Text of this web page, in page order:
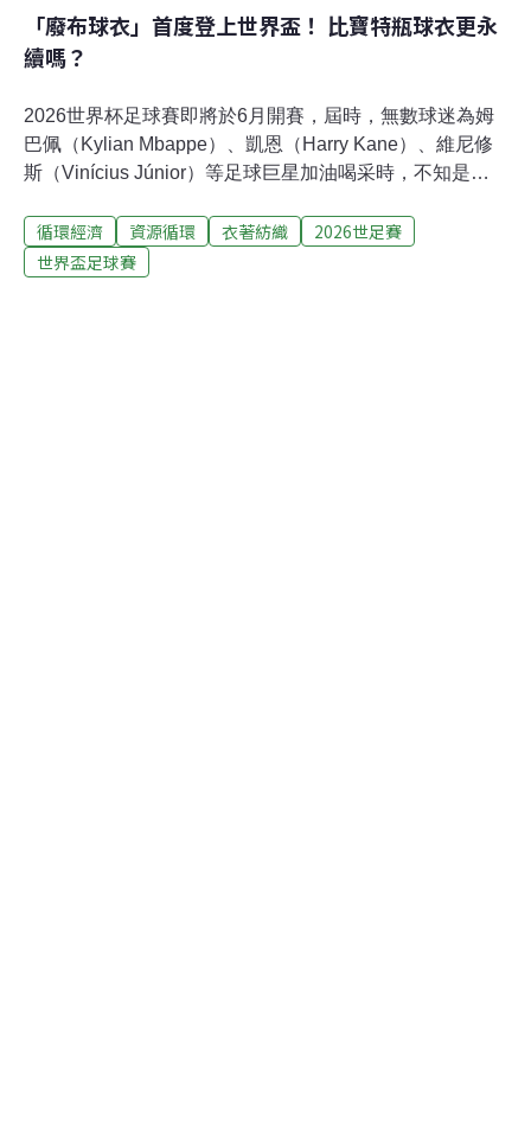
「廢布球衣」首度登上世界盃！ 比寶特瓶球衣更永
續嗎？
2026世界杯足球賽即將於6月開賽，屆時，無數球迷為姆
巴佩（Kylian Mbappe）、凱恩（Harry Kane）、維尼修
斯（Vinícius Júnior）等足球巨星加油喝采時，不知是否
由舊衣服製成的。法國、英格蘭以及五連霸的巴西國家隊
等Nike贊助的11支隊伍，將穿上Nike新推出的「廢布球
循環經濟 資源循環 衣著紡織
2026世足賽
世界盃足球賽